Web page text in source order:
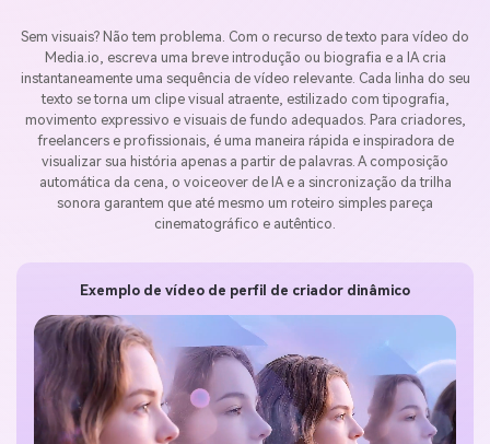
Sem visuais? Não tem problema. Com o recurso de texto para vídeo do
Media.io, escreva uma breve introdução ou biografia e a IA cria
instantaneamente uma sequência de vídeo relevante. Cada linha do seu
texto se torna um clipe visual atraente, estilizado com tipografia,
movimento expressivo e visuais de fundo adequados. Para criadores,
freelancers e profissionais, é uma maneira rápida e inspiradora de
visualizar sua história apenas a partir de palavras. A composição
automática da cena, o voiceover de IA e a sincronização da trilha
sonora garantem que até mesmo um roteiro simples pareça
cinematográfico e autêntico.
Exemplo de vídeo de perfil de criador dinâmico